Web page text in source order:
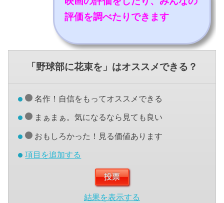
評価を調べたりできます
「野球部に花束を」はオススメできる？
名作！自信をもってオススメできる
まぁまぁ。気になるなら見ても良い
おもしろかった！見る価値あります
項目を追加する
結果を表示する